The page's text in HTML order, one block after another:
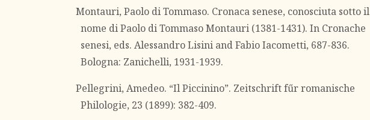
Montauri, Paolo di Tommaso. Cronaca senese, conosciuta sotto il
nome di Paolo di Tommaso Montauri (1381-1431). In Cronache
senesi, eds. Alessandro Lisini and Fabio Iacometti, 687-836.
Bologna: Zanichelli, 1931-1939.
Pellegrini, Amedeo. “Il Piccinino”. Zeitschrift fűr romanische
Philologie, 23 (1899): 382-409.